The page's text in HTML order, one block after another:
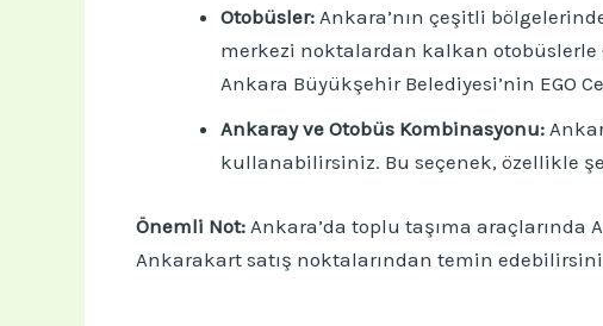
Otobüsler:Ankara’nın çeşitli
merkezi noktalardan kalkan otobüslerle
Ankara Büyükşehir Belediyesi’nin EGO
Ankaray ve Otobüs Kombinasyonu:
kullanabilirsiniz. Bu seçenek, özellikle
Önemli Not:Ankara’da toplu taşıma araçlarında
Ankarakart satış noktalarından temin